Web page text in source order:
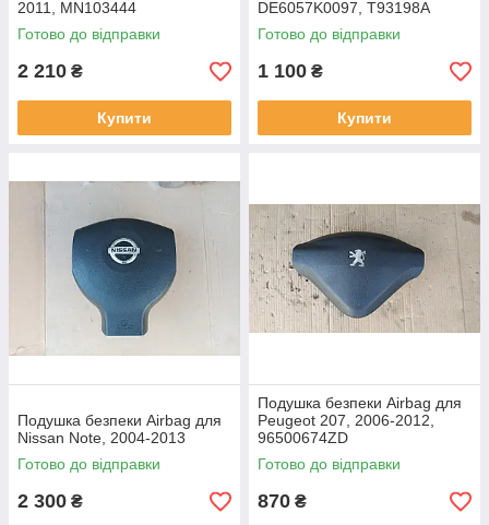
2011, MN103444
Готово до відправки
2 210 ₴
Купити
DE6057K0097, T93198A
Готово до відправки
1 100 ₴
Купити
Подушка безпеки Airbag для
Nissan Note, 2004-2013
Готово до відправки
2 300 ₴
Подушка безпеки Airbag для
Peugeot 207, 2006-2012,
96500674ZD
Готово до відправки
870 ₴